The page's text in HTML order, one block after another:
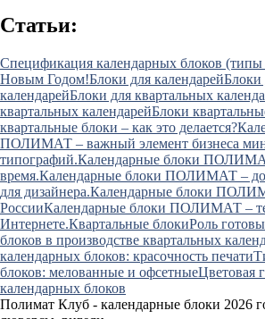
Статьи:
Cпецификация календарных блоков
Новым Годом!Блоки для календарейБлоки
календарейБлоки для квартальных
квартальных календарейБлоки
квартальные блоки – как это делается?
ПОЛИМАТ – важный элемент бизнеса
типографий.Календарные блоки
время.Календарные блоки ПОЛИМАТ –
для дизайнера.Календарные блоки
РоссииКалендарные блоки ПОЛИМАТ –
Интернете.Квартальные блокиРоль
блоков в производстве квартальных
календарных блоков: красочность печати
блоков: мелованные и офсетныеЦветовая
календарных блоков
Полимат Клуб - календарные блоки 2026